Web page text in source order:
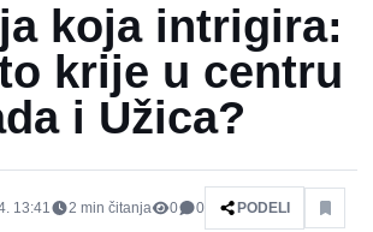
koja intrigira:
krije u centru
i Užica?
13:41 2 min čitanja 0 0 PODELI